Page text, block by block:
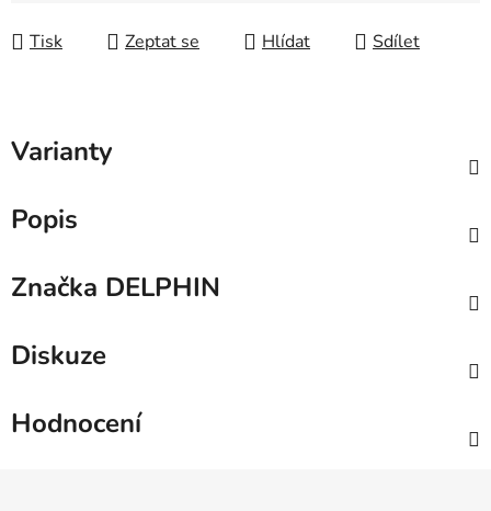
Tisk
Zeptat se Hlídat Sdílet
Varianty
Popis
Značka DELPHIN
Diskuze
Hodnocení